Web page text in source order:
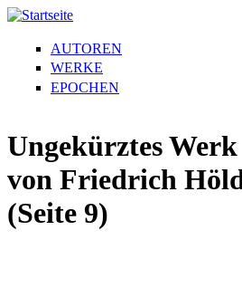
AUTOREN
WERKE
EPOCHEN
Ungekürztes
von Friedrich
(Seite 9)